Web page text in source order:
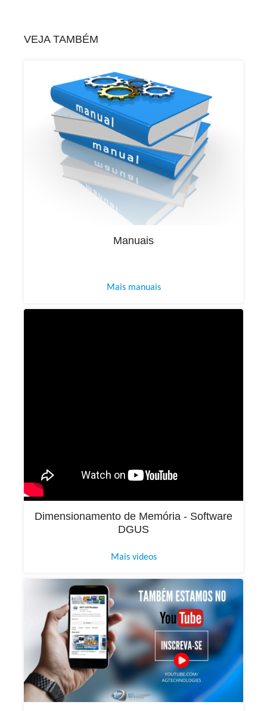
VEJA TAMBÉM
Manuais
Mais manuais
Dimensionamento de Memória - Software
DGUS
Mais videos